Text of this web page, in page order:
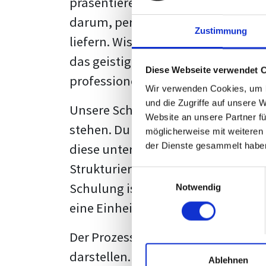
Zustimmung
Diese Webseite verwendet
Wir verwenden Cookies,
und die Zugriffe auf unsere
Website an unsere Partner
möglicherweise mit
der Dienste gesammelt
Notwendig
Ablehnen
darum, persönliche Meinungen
liefern. Wissenschaftliche Texte,
das geistige Eigentum des
professionell zu kommunizieren.
Unsere Schulung wurde mit Blick
stehen. Du wirst nicht nur
diese unter Zuhilfenahme von
Strukturierung ist ebenso
Schulung ist so konzipiert, dass
eine Einheitslösung zu bieten.
Der Prozess des
darstellen. Jedoch, ausgestattet